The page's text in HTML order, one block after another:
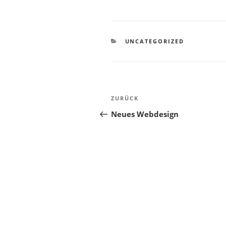
KATEGORIEN
UNCATEGORIZED
Beitragsnavigation
Vorheriger
Beitrag
ZURÜCK
Neues Webdesign